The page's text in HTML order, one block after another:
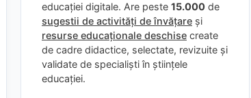
educației digitale. Are peste 15.000 de
sugestii de activități de învățare și
resurse educaționale deschise create
de cadre didactice, selectate, revizuite și
validate de specialiști în științele
educației.